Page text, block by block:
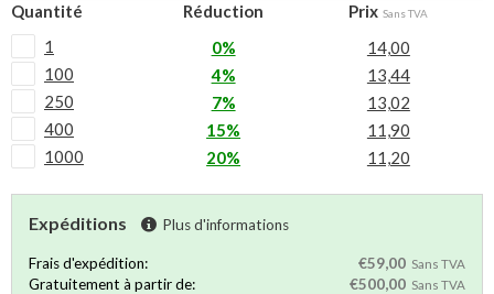
Quantité Réduction Prix Sans TVA
1 0%
14,00
100
4%
13,44
250
7%
13,02
400
15%
11,90
1000
20% 11,20
Expéditions Plus d'informations
Frais d'expédition: €59,00 Sans TVA
Gratuitement à partir de: €500,00 Sans TVA